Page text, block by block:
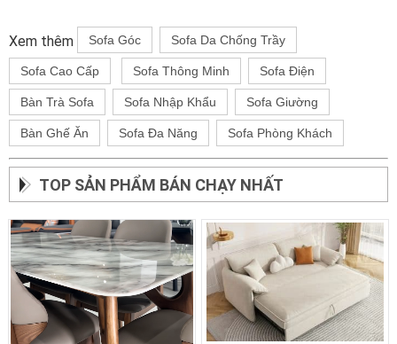
Xem thêm Sofa Góc Sofa Da Chống Trầy
Sofa Cao Cấp Sofa Thông Minh Sofa Điện
Bàn Trà Sofa Sofa Nhập Khẩu Sofa Giường
Bàn Ghế Ăn Sofa Đa Năng Sofa Phòng Khách
TOP SẢN PHẨM BÁN CHẠY NHẤT